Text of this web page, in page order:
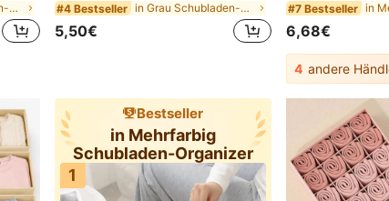
in Grau Schubladen-Organizer #4 Bestseller in Grau Schubladen-Organizer
5,50€
#7 Bestseller
6,68€
4 andere
Bestseller
in Mehrfarbig
Schubladen-Organizer
1